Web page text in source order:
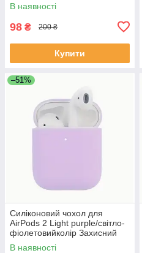
В наявності
98 ₴ 200 ₴
Купити
–51%
Силіконовий чохол для
AirPods 2 Light purple/світло-
фіолетовийколір Захисний
кейс
В наявності